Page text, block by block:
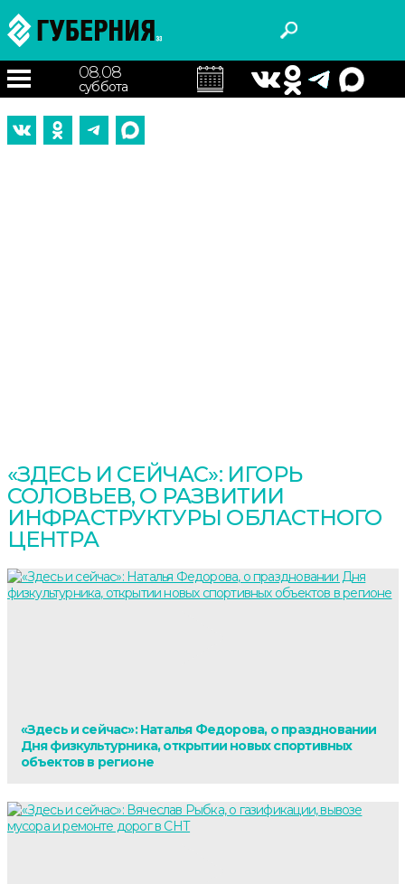
08.08
суббота
«ЗДЕСЬ И СЕЙЧАС»: ИГОРЬ
СОЛОВЬЕВ, О РАЗВИТИИ
ИНФРАСТРУКТУРЫ ОБЛАСТНОГО
ЦЕНТРА
«Здесь и сейчас»: Наталья Федорова, о праздновании
Дня физкультурника, открытии новых спортивных
объектов в регионе